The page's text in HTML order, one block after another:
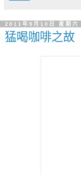
2011年9月10日 星期六
猛喝咖啡之故